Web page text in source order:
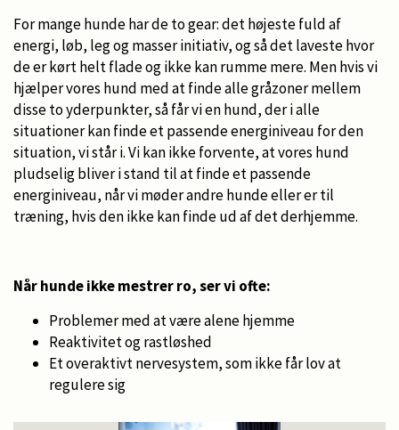
For mange hunde har de to gear: det højeste fuld af
energi, løb, leg og masser initiativ, og så det laveste hvor
de er kørt helt flade og ikke kan rumme mere. Men hvis vi
hjælper vores hund med at finde alle gråzoner mellem
disse to yderpunkter, så får vi en hund, der i alle
situationer kan finde et passende energiniveau for den
situation, vi står i. Vi kan ikke forvente, at vores hund
pludselig bliver i stand til at finde et passende
energiniveau, når vi møder andre hunde eller er til
træning, hvis den ikke kan finde ud af det derhjemme.
Når hunde ikke mestrer ro, ser vi ofte:
Problemer med at være alene hjemme
Reaktivitet og rastløshed
Et overaktivt nervesystem, som ikke får lov at
regulere sig